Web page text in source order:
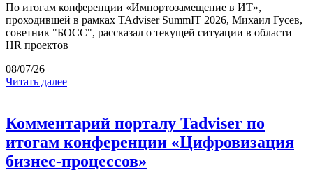
По итогам конференции «Импортозамещение в ИТ»,
проходившей в рамках TAdviser SummIT 2026, Михаил Гусев,
советник "БОСС", рассказал о текущей ситуации в области
HR проектов
08/07/26
Читать далее
Комментарий порталу Tadviser по
итогам конференции «Цифровизация
бизнес-процессов»